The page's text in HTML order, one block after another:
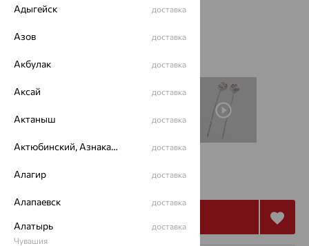
от 6 888 19 134
Адыгейск доставка
Азов доставка
Акбулак доставка
Аксай доставка
Актаныш доставка
Актюбинский, Азнакаевский район доставка
Алагир доставка
Алапаевск доставка
Алатырь
Чувашия
доставка